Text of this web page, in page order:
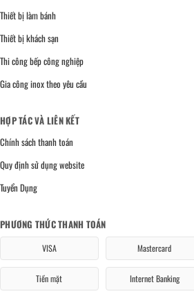
Thiết bị làm bánh
Thiết bị khách sạn
Thi công bếp công nghiệp
Gia công inox theo yêu cầu
HỢP TÁC VÀ LIÊN KẾT
Chính sách thanh toán
Quy định sử dụng website
Tuyển Dụng
PHƯƠNG THỨC THANH TOÁN
VISA Mastercard
Tiền mặt Internet Banking